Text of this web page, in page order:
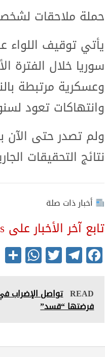
حملة ملاحقات
يأتي توقيف
سوريا خلال
وعسكرية مرتبطة
وانتهاكات تعود
ولم تصدر حتى الآن
نتائج التحقيقات
أخبار ذات صلة
تابع آخر الأخبار على Baznews
Fa
ce
bo
ok
Te
le
gr
a
m
T
wi
tte
r
W
ha
ts
A
S
ha
READ تواصل الإضراب
فرضتها “قسد”